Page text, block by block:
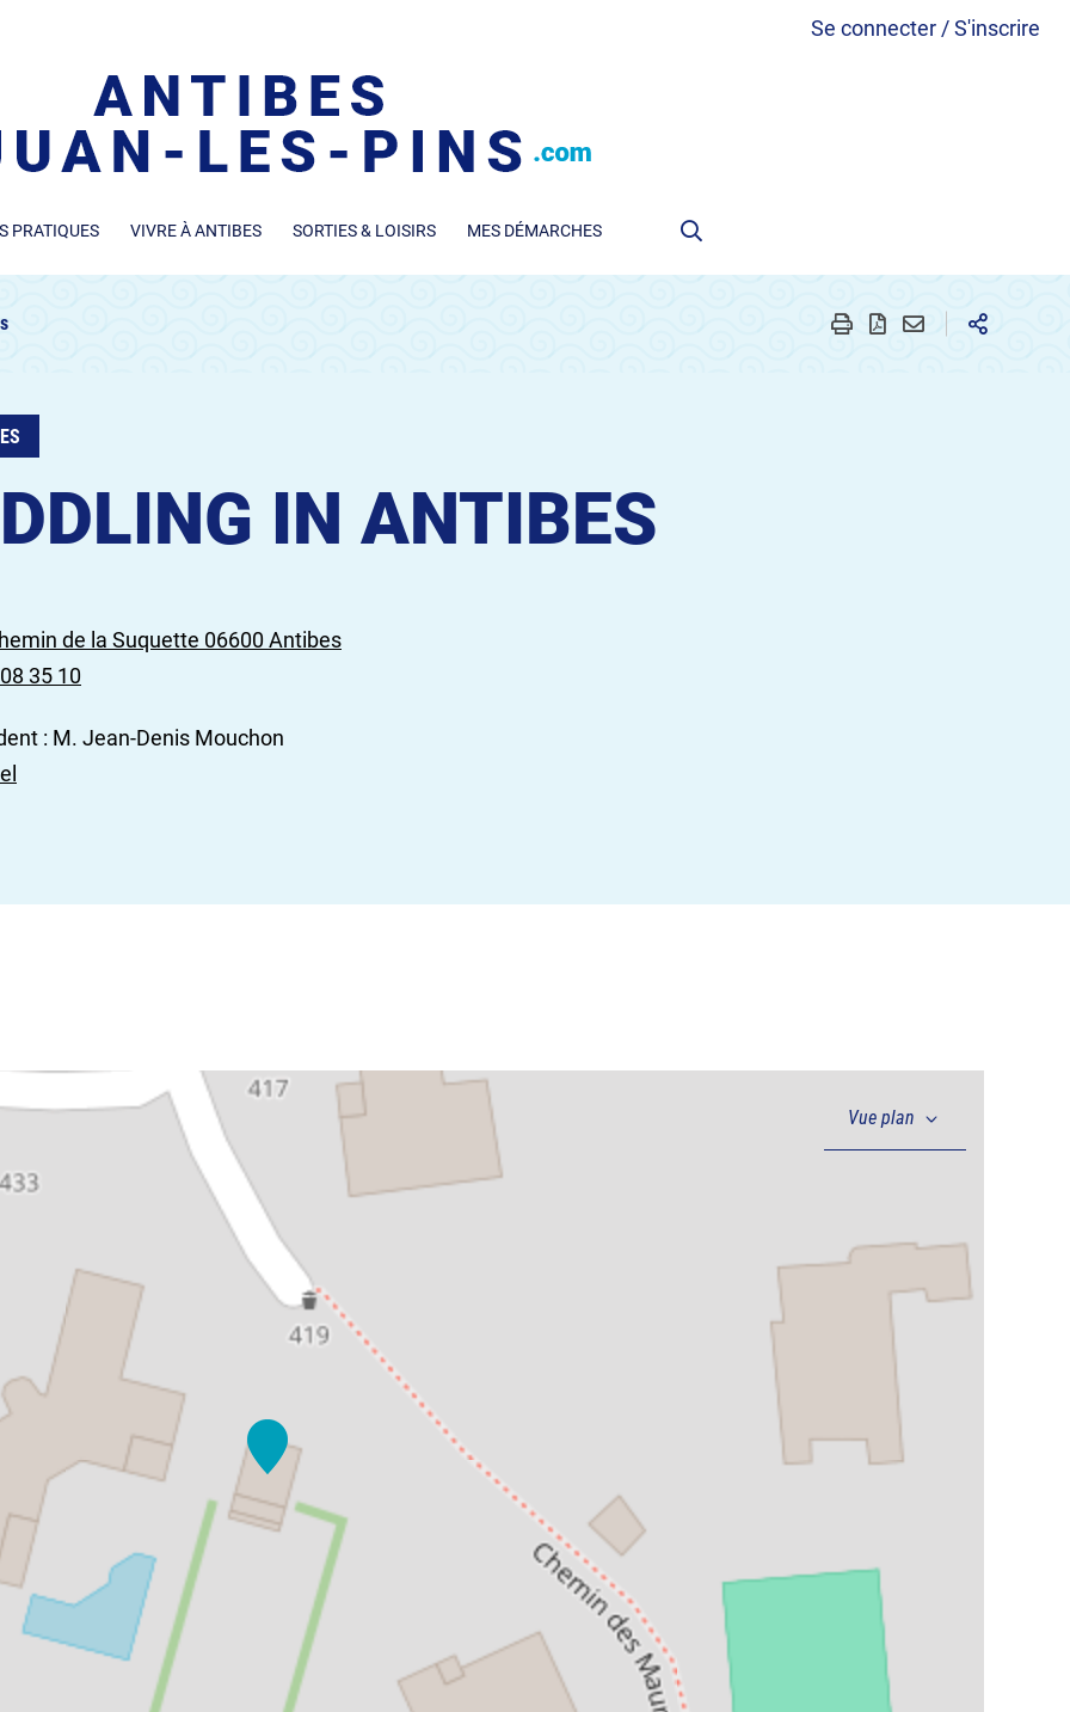
Se connecter / S'inscrire
PRATIQUES VIVRE À ANTIBES SORTIES & LOISIRS MES DÉMARCHES
IN ANTIBES
de la Suquette 06600 Antibes
35 10
: M. Jean-Denis Mouchon